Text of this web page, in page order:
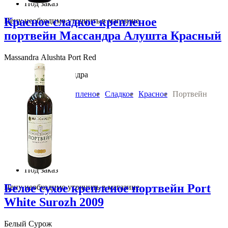
Под заказ
Цену необходимо уточнить в магазине
Красное сладкое крепленое
портвейн Массандра Алушта Красный
Massandra Alushta Port Red
НПАО Массандра
Вино: Крепленое Сладкое Красное Портвейн
0.75 л 17 % алк
Россия Крым
руб.
В корзину
Под заказ
Цену необходимо уточнить в магазине
Белое сухое крепленое портвейн Port
White Surozh 2009
Белый Сурож